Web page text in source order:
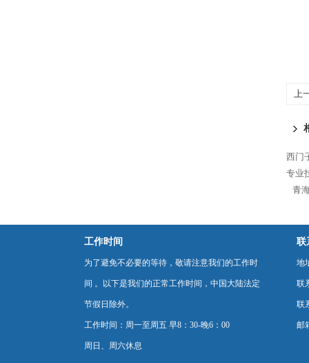
上
西门
专业
青
工作时间
为了避免不必要的等待，敬请注意我们的工作时
间 。以下是我们的正常工作时间，中国大陆法定
节假日除外。
工作时间：周一至周五 早8：30-晚6：00
周日、周六休息
联
地
联
联
邮